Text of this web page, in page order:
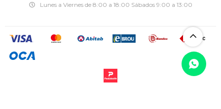
Lunes a Viernes de 8:00 a 18:00 Sábados 9:00 a 13:00